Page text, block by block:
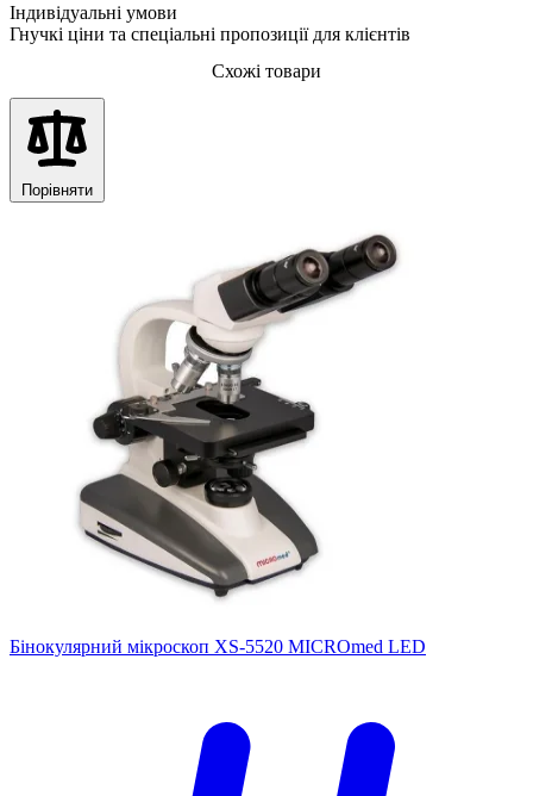
Індивідуальні умови
Гнучкі ціни та спеціальні пропозиції для клієнтів
Схожі товари
Порівняти
Бінокулярний мікроскоп XS-5520 MICROmed LED